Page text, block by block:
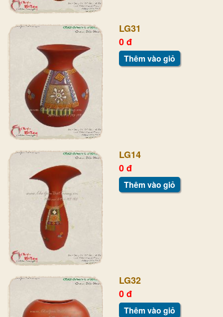
LG31
0 đ
Thêm vào giỏ
LG14
0 đ
Thêm vào giỏ
LG32
0 đ
Thêm vào giỏ